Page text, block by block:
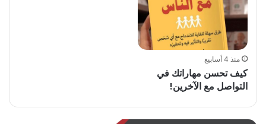
منذ 4 أسابيع
كيف تحسن مهاراتك في
التواصل مع الآخرين!